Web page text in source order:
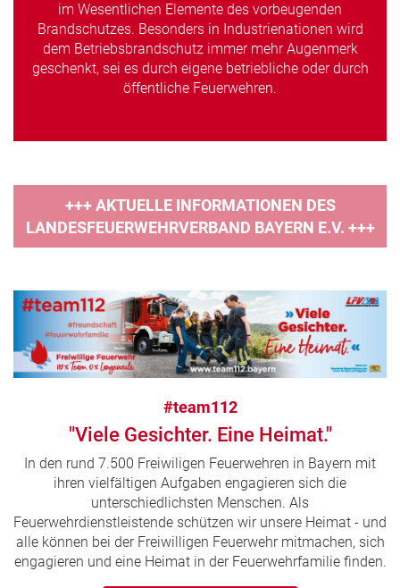
im Wesentlichen Elemente des vorbeugenden
Brandschutzes. Besonders in Industrienationen wird
dem Betriebsbrandschutz immer mehr Augenmerk
geschenkt, sei es durch eigene betriebliche oder durch
öffentliche Feuerwehren.
+++ AKTUELLE INFORMATIONEN DES
LANDESFEUERWEHRVERBAND BAYERN E.V. +++
#team112
"Viele Gesichter. Eine Heimat."
In den rund 7.500 Freiwiligen Feuerwehren in Bayern mit
ihren vielfältigen Aufgaben engagieren sich die
unterschiedlichsten Menschen. Als
Feuerwehrdienstleistende schützen wir unsere Heimat - und
alle können bei der Freiwilligen Feuerwehr mitmachen, sich
engagieren und eine Heimat in der Feuerwehrfamilie finden.